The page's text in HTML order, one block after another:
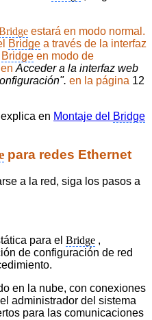
estará en modo normal.
Bridge a través de la interfaz
Bridge en modo de
Acceder a la interfaz web
en la página 12
en Montaje del Bridge
para redes Ethernet
a la red, siga los pasos a
para el Bridge ,
de configuración de red
en la nube, con conexiones
administrador del sistema
para las comunicaciones